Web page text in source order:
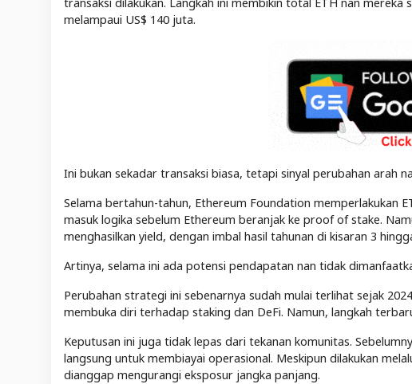
melampaui US$ 140 juta.
Ini bukan sekadar transaksi biasa, tetapi sinyal perubahan arah
Selama bertahun-tahun, Ethereum Foundation memperlakukan
masuk logika sebelum Ethereum beranjak ke proof of stake.
menghasilkan yield, dengan imbal hasil tahunan di kisaran 3
Artinya, selama ini ada potensi pendapatan nan tidak
Perubahan strategi ini sebenarnya sudah mulai terlihat sejak
membuka diri terhadap staking dan DeFi. Namun, langkah
Keputusan ini juga tidak lepas dari tekanan komunitas.
langsung untuk membiayai operasional. Meskipun dilakukan
dianggap mengurangi eksposur jangka panjang.